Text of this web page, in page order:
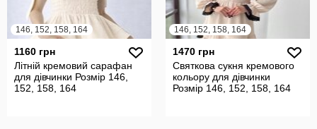
146, 152, 158, 164
1160 грн
Літній кремовий сарафан
для дівчинки Розмір 146,
152, 158, 164
146, 152, 158, 164
1470 грн
Святкова сукня кремового
кольору для дівчинки
Розмір 146, 152, 158, 164